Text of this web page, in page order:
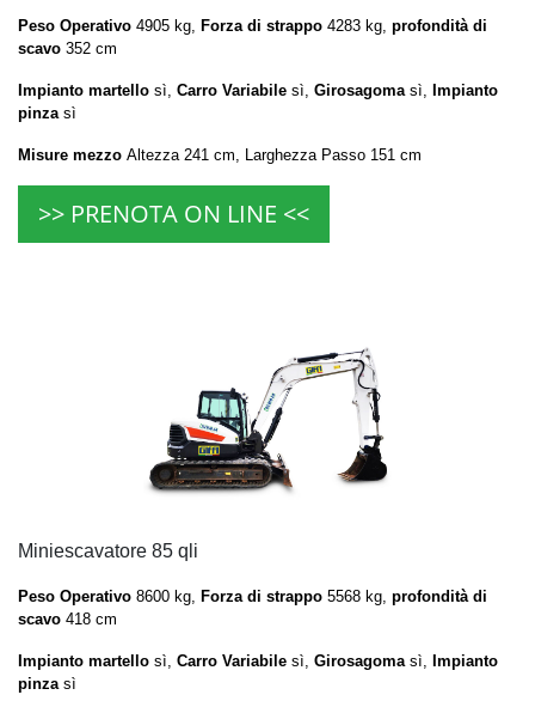
Peso Operativo 4905 kg, Forza di strappo 4283 kg, profondità di
scavo 352 cm
Impianto martello sì, Carro Variabile sì, Girosagoma sì, Impianto
pinza sì
Misure mezzo Altezza 241 cm, Larghezza Passo 151 cm
>> PRENOTA ON LINE <<
Miniescavatore 85 qli
Peso Operativo 8600 kg, Forza di strappo 5568 kg, profondità di
scavo 418 cm
Impianto martello sì, Carro Variabile sì, Girosagomasì, Impianto
pinzasì